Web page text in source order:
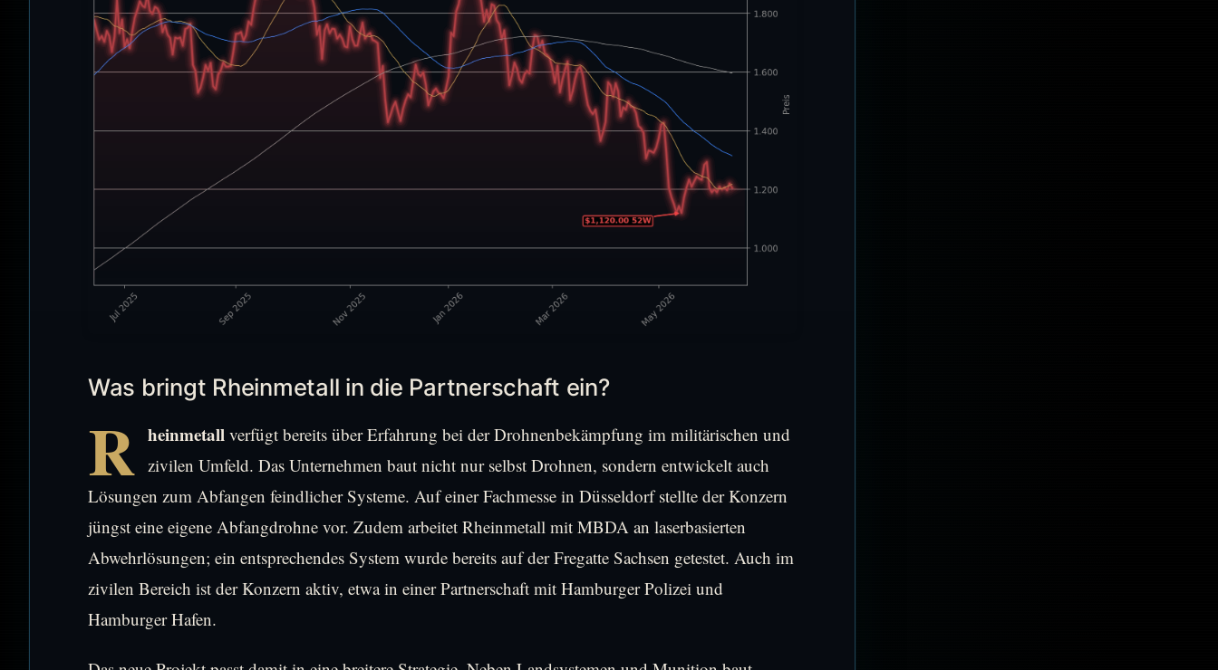
Was bringt Rheinmetall in die Partnerschaft ein?
R heinmetall verfügt bereits über Erfahrung bei der Drohnenbekämpfung im militärischen und
zivilen Umfeld. Das Unternehmen baut nicht nur selbst Drohnen, sondern entwickelt auch
Lösungen zum Abfangen feindlicher Systeme. Auf einer Fachmesse in Düsseldorf stellte der Konzern
jüngst eine eigene Abfangdrohne vor. Zudem arbeitet Rheinmetall mit MBDA an laserbasierten
Abwehrlösungen; ein entsprechendes System wurde bereits auf der Fregatte Sachsen getestet. Auch im
zivilen Bereich ist der Konzern aktiv, etwa in einer Partnerschaft mit Hamburger Polizei und
Hamburger Hafen.